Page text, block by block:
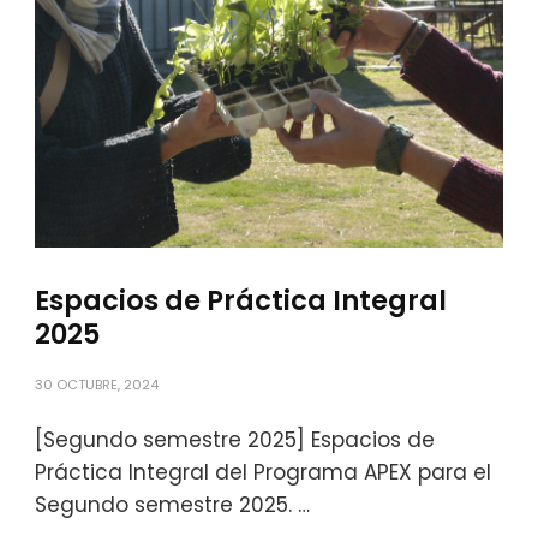
Espacios de Práctica Integral
2025
30 OCTUBRE, 2024
[Segundo semestre 2025] Espacios de
Práctica Integral del Programa APEX para el
Segundo semestre 2025. …